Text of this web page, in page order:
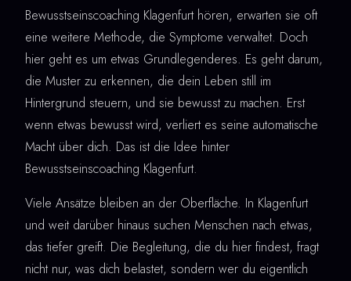
Bewusstseinscoaching Klagenfurt hören, erwarten sie oft
eine weitere Methode, die Symptome verwaltet. Doch
hier geht es um etwas Grundlegenderes. Es geht darum,
die Muster zu erkennen, die dein Leben still im
Hintergrund steuern, und sie bewusst zu machen. Erst
wenn etwas bewusst wird, verliert es seine automatische
Macht über dich. Das ist die Idee hinter
Bewusstseinscoaching Klagenfurt.
Viele Ansätze bleiben an der Oberfläche. In Klagenfurt
und weit darüber hinaus suchen Menschen nach etwas,
das tiefer greift. Die Begleitung, die du hier findest, fragt
nicht nur, was dich belastet, sondern wer du eigentlich